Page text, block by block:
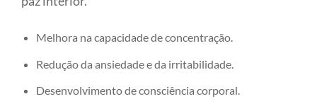
Melhora na capacidade de concentração.
Redução da ansiedade e da irritabilidade.
Desenvolvimento de consciência corporal.